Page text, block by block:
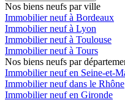
Nos biens neufs par ville
Immobilier neuf à Bordeaux
Immobilier neuf à Lyon
Immobilier neuf à Toulouse
Immobilier neuf à Tours
Nos biens neufs par
Immobilier neuf en Seine-et-
Immobilier neuf dans le Rhône
Immobilier neuf en Gironde